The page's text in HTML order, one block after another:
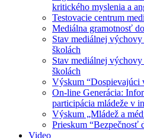
kritického myslenia a
Testovacie centrum
Mediálna gramotnosť
Stav mediálnej
školách
Stav mediálnej
školách
Výskum “Dospievajúci
On-line Generácia:
participácia mládeže v
Výskum „Mládež a
Prieskum “Bezpečnosť
Video